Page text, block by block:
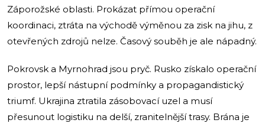
Záporožské oblasti. Prokázat přímou operační
koordinaci, ztráta na východě výměnou za zisk na jihu, z
otevřených zdrojů nelze. Časový souběh je ale nápadný.
Pokrovsk a Myrnohrad jsou pryč. Rusko získalo operační
prostor, lepší nástupní podmínky a propagandistický
triumf. Ukrajina ztratila zásobovací uzel a musí
přesunout logistiku na delší, zranitelnější trasy. Brána je